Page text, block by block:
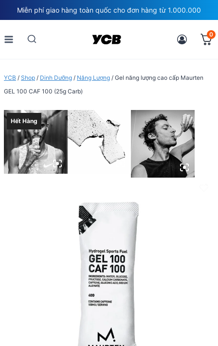
to
content
Miễn phí giao hàng toàn quốc cho đơn hàng từ 1.000.000
0
YCB / Shop / Dinh Dưỡng / Năng Lượng / Gel năng lượng cao cấp Maurten
GEL 100 CAF 100 (25g Carb)
Hết Hàng